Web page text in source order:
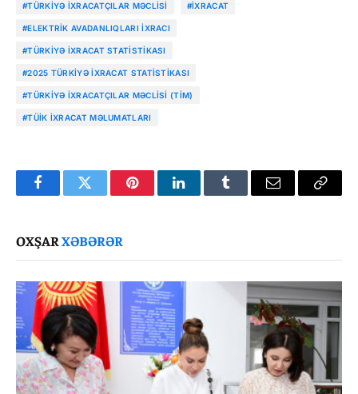
#TÜRKIYƏ İXRACATÇILAR MƏCLISI #IXRACAT
#ELEKTRIK AVADANLIQLARI IXRACI
#TÜRKIYƏ IXRACAT STATISTIKASI
#2025 TÜRKIYƏ IXRACAT STATISTIKASI
#TÜRKIYƏ İXRACATÇILAR MƏCLISI (TİM)
#TÜİK IXRACAT MƏLUMATLARI
FacebookTwitter PinterestLinkedInTumblr Email
Copy
OXŞARXƏBƏRƏR